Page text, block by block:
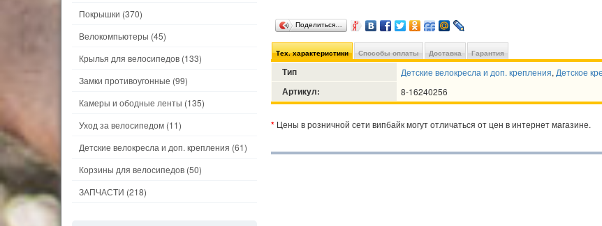
Поделиться…
Тех. характеристики Способы оплаты Доставка Гарантия
Тип Детские велокресла и доп. крепления, Детское
Артикул: 8-16240256
* Цены в розничной сети випбайк могут отличаться от цен в интернет магазине.
Покрышки (370)
Велокомпьютеры (45)
Крылья для велосипедов (133)
Замки противоугонные (99)
Камеры и ободные ленты (135)
Уход за велосипедом (11)
Детские велокресла и доп. крепления (61)
Корзины для велосипедов (50)
ЗАПЧАСТИ (218)